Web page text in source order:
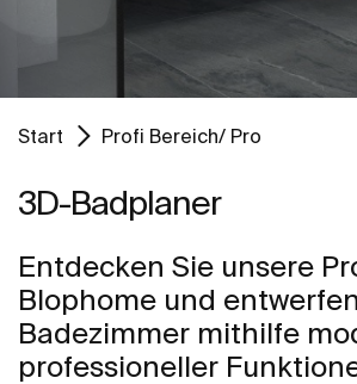
Start Profi Bereich/ Pro
3D-Badplaner
Entdecken Sie unsere
Blophome und
Badezimmer mithilfe
professioneller